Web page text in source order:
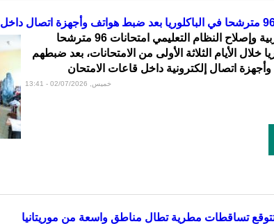
ألغت وزارة التربية وإصلاح النظام التعليمي امتحانات 96 مترشحا
خلال الأيام الثلاثة الأولى من الامتحانات، بعد ضبطهم
اتصال إلكترونية داخل قاعات الامتحان
خميس, 02/07/2026 - 13:41
تتوقع تساقطات مطرية تطال مناطق واسعة من موريتانيا